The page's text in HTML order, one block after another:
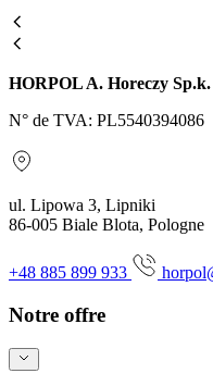
HORPOL A. Horeczy Sp.k.
N° de TVA: PL5540394086
ul. Lipowa 3, Lipniki
86-005 Biale Blota, Pologne
+48 885 899 933
Notre offre